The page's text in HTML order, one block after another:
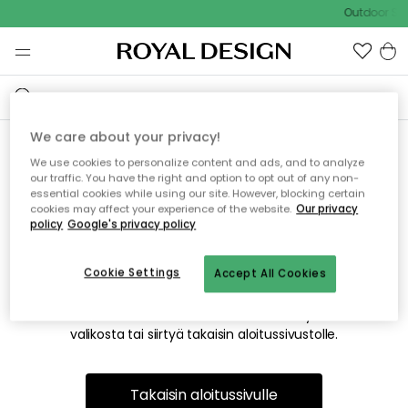
Outdoor
Emme valitettavasti löydä
etsimääsi sivua
Tämä voi johtua siitä, että sivua ei enää ole tai siitä, että se
on siirretty muualle. Pahoittelemme tästä mahdollisesti
valikosta tai siirtyä takaisin aloitussivustolle.
Takaisin aloitussivulle
We care about your privacy!
We use cookies to personalize content and ads, and to analyze
our traffic. You have the right and option to opt out of any non-
essential cookies while using our site. However, blocking certain
cookies may affect your experience of the website. Our privacy
policy Google's privacy policy
Accept All Cookies
Cookie Settings